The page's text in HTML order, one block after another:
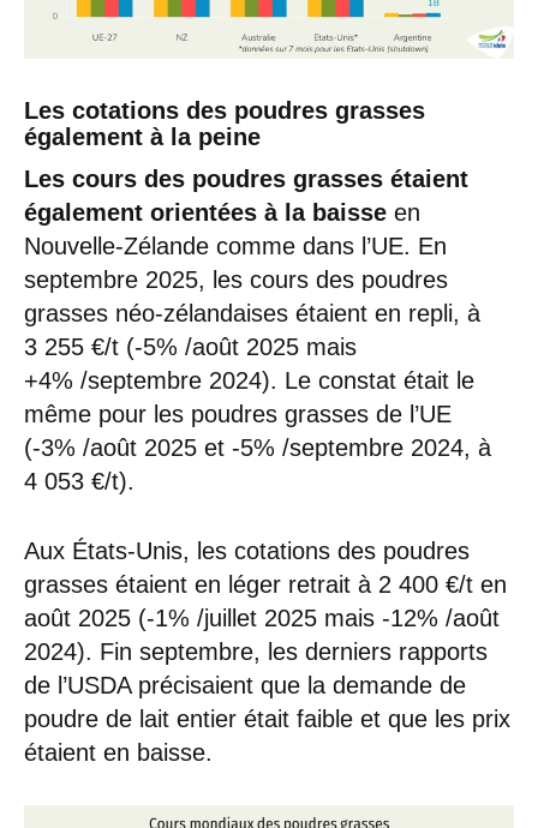
Les cotations des poudres grasses
également à la peine
Les cours des poudres grasses étaient
également orientées à la baisse en
Nouvelle-Zélande comme dans l’UE. En
septembre 2025, les cours des poudres
grasses néo-zélandaises étaient en repli, à
3 255 €/t (-5% /août 2025 mais
+4% /septembre 2024). Le constat était le
même pour les poudres grasses de l’UE
(-3% /août 2025 et -5% /septembre 2024, à
4 053 €/t).
Aux États-Unis, les cotations des poudres
grasses étaient en léger retrait à 2 400 €/t en
août 2025 (-1% /juillet 2025 mais -12% /août
2024). Fin septembre, les derniers rapports
de l’USDA précisaient que la demande de
poudre de lait entier était faible et que les prix
étaient en baisse.